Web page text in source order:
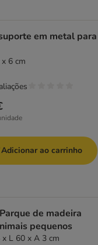
em metal para
6 cm
Adicionar ao carrinho
de madeira
pequenos
x L 60 x A 3 cm